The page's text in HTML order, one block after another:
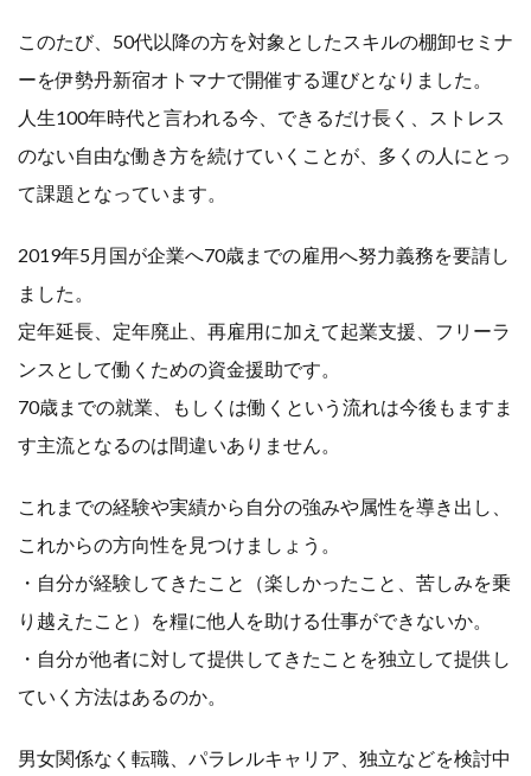
このたび、50代以降の方を対象としたスキルの棚卸セミナ
ーを伊勢丹新宿オトマナで開催する運びとなりました。
人生100年時代と言われる今、できるだけ長く、ストレス
のない自由な働き方を続けていくことが、多くの人にとっ
て課題となっています。
2019年5月国が企業へ70歳までの雇用へ努力義務を要請し
ました。
定年延長、定年廃止、再雇用に加えて起業支援、フリーラ
ンスとして働くための資金援助です。
70歳までの就業、もしくは働くという流れは今後もますま
す主流となるのは間違いありません。
これまでの経験や実績から自分の強みや属性を導き出し、
これからの方向性を見つけましょう。
・自分が経験してきたこと（楽しかったこと、苦しみを乗
り越えたこと）を糧に他人を助ける仕事ができないか。
・自分が他者に対して提供してきたことを独立して提供し
ていく方法はあるのか。
男女関係なく転職、パラレルキャリア、独立などを検討中